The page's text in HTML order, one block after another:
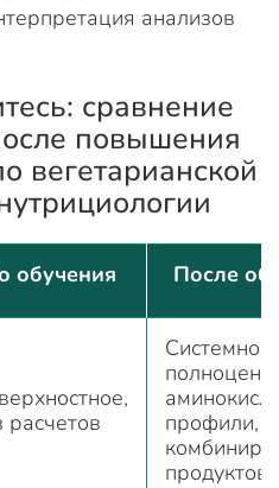
анализов
сравнение
повышения
вегетарианской
обучения После
расчетов
Системное:
профили,
продуктов